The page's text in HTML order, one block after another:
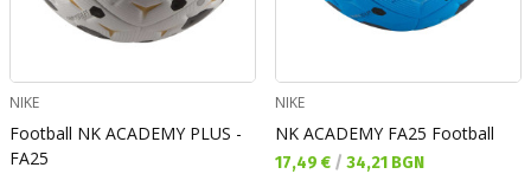
NIKE
Football NK ACADEMY PLUS -
FA25
NIKE
NK ACADEMY FA25 Football
Текуща цена:
17,49 € / 34,21 BGN